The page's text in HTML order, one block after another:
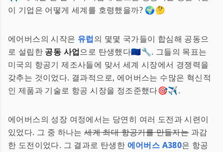
이 기업은 어떻게 세계를 호령했을까? 🌍🤔
에어버스의 시작은 유럽의 몇몇 국가들이 합심해 공동으
로 설립한 공동 사업으로 탄생했다🇪🇺🔧. 그들의 목표는
미국의 항공기 제조사들에 맞서 세계 시장에서 경쟁력을
갖추는 것이었다. 결과적으로, 에어버스는 수많은 혁신적
인 제품과 기술로 항공 시장을 정조준했다🎯✈️.
에어버스의 성장 여정에서는 당연히 여러 도전과 시련이
있었다. 그 중 하나는세계 최대 항공기를 만들자는과감
한 도전이었다. 그 결과로 탄생한 에어버스 A380은 항공